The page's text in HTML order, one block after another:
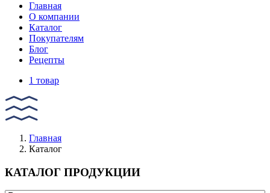
Главная
О компании
Каталог
Покупателям
Блог
Рецепты
1 товар
Главная
Каталог
КАТАЛОГ ПРОДУКЦИИ